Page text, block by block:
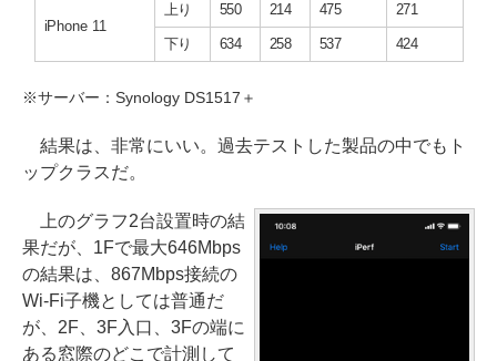
iPhone 11
上り 550 214 475 271
下り 634 258 537 424
※サーバー：Synology DS1517＋
結果は、非常にいい。過去テストした製品の中でもト
ップクラスだ。
上のグラフ2台設置時の結
果だが、1Fで最大646Mbps
の結果は、867Mbps接続の
Wi-Fi子機としては普通だ
が、2F、3F入口、3Fの端に
ある窓際のどこで計測して